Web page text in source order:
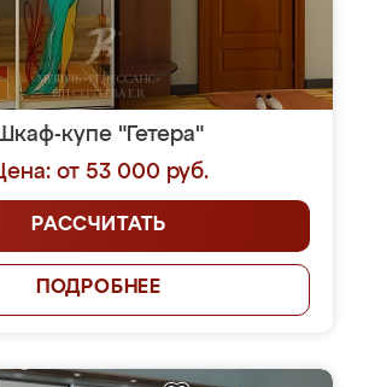
купе "Гетера"
от 53 000 руб.
РАССЧИТАТЬ
ПОДРОБНЕЕ